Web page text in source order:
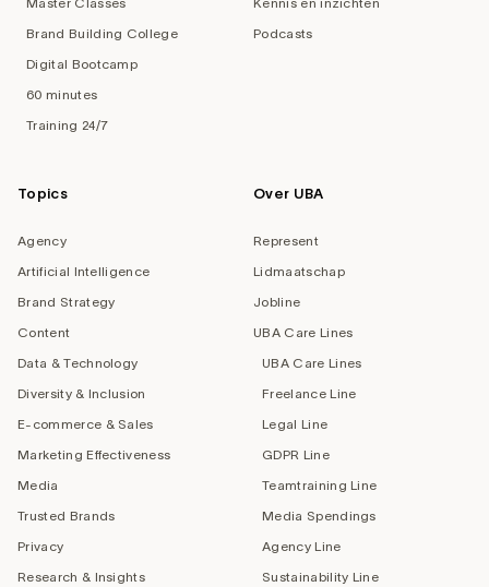
Master Classes
Brand Building College
Digital Bootcamp
60 minutes
Training 24/7
Kennis en inzichten
Podcasts
Topics
Agency
Artificial Intelligence
Brand Strategy
Content
Data & Technology
Diversity & Inclusion
E-commerce & Sales
Marketing Effectiveness
Media
Trusted Brands
Privacy
Research & Insights
Over UBA
Represent
Lidmaatschap
Jobline
UBA Care Lines
UBA Care Lines
Freelance Line
Legal Line
GDPR Line
Teamtraining Line
Media Spendings
Agency Line
Sustainability Line